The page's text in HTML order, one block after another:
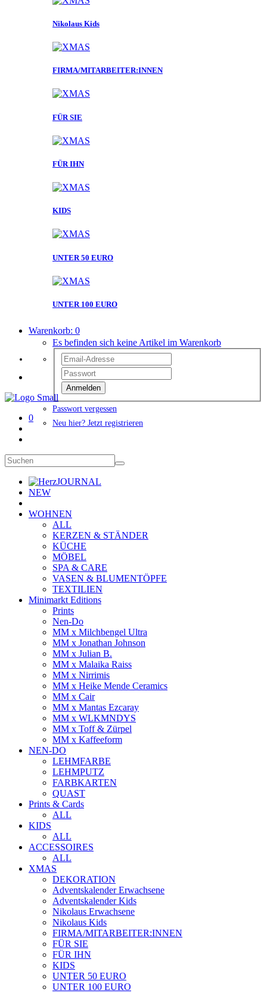
Nikolaus Kids
FIRMA/MITARBEITER:INNEN
FÜR SIE
FÜR IHN
KIDS
UNTER 50 EURO
UNTER 100 EURO
Warenkorb: 0
Es befinden sich keine Artikel im Warenkorb
Anmelden
Passwort vergessen
Neu hier? Jetzt registrieren
0
JOURNAL
NEW
WOHNEN
ALL
KERZEN & STÄNDER
KÜCHE
MÖBEL
SPA & CARE
VASEN & BLUMENTÖPFE
TEXTILIEN
Minimarkt Editions
Prints
Nen-Do
MM x Milchbengel Ultra
MM x Jonathan Johnson
MM x Julian B.
MM x Malaika Raiss
MM x Nirrimis
MM x Heike Mende Ceramics
MM x Cair
MM x Mantas Ezcaray
MM x WLKMNDYS
MM x Toff & Zürpel
MM x Kaffeeform
NEN-DO
LEHMFARBE
LEHMPUTZ
FARBKARTEN
QUAST
Prints & Cards
ALL
KIDS
ALL
ACCESSOIRES
ALL
XMAS
DEKORATION
Adventskalender Erwachsene
Adventskalender Kids
Nikolaus Erwachsene
Nikolaus Kids
FIRMA/MITARBEITER:INNEN
FÜR SIE
FÜR IHN
KIDS
UNTER 50 EURO
UNTER 100 EURO